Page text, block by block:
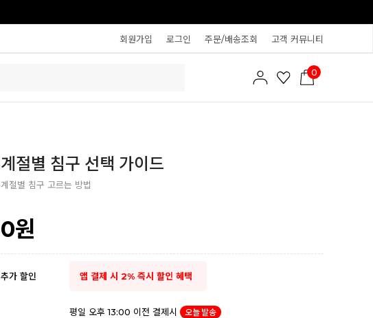
회원가입 로그인 주문/배송조회 고객 커뮤니티
0
계절별 침구 선택 가이드
계절별 침구 고르는 방법
0원
추가 할인 앱 결제 시 2% 즉시 할인 혜택
평일 오후 13:00 이전 결제시
오늘 발송